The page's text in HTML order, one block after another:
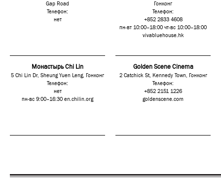
Gap Road
Телефон:
нет
Гонконг
Телефон:
+852 2833 4608
пн-вт 10:00–18:00 чт-вс 10:00–18:00
vivabluehouse.hk
Монастырь Chi Lin
5 Chi Lin Dr, Sheung Yuen Leng, Гонконг
Телефон:
нет
пн-вс 9:00–16:30 en.chilin.org
Golden Scene Cinema
2 Catchick St, Kennedy Town, Гонконг
Телефон:
+852 2151 1226
goldenscene.com